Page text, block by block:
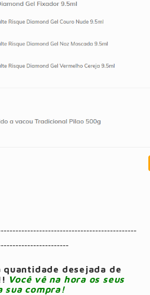
desejada de
Você vê na hora os seus
sua compra!